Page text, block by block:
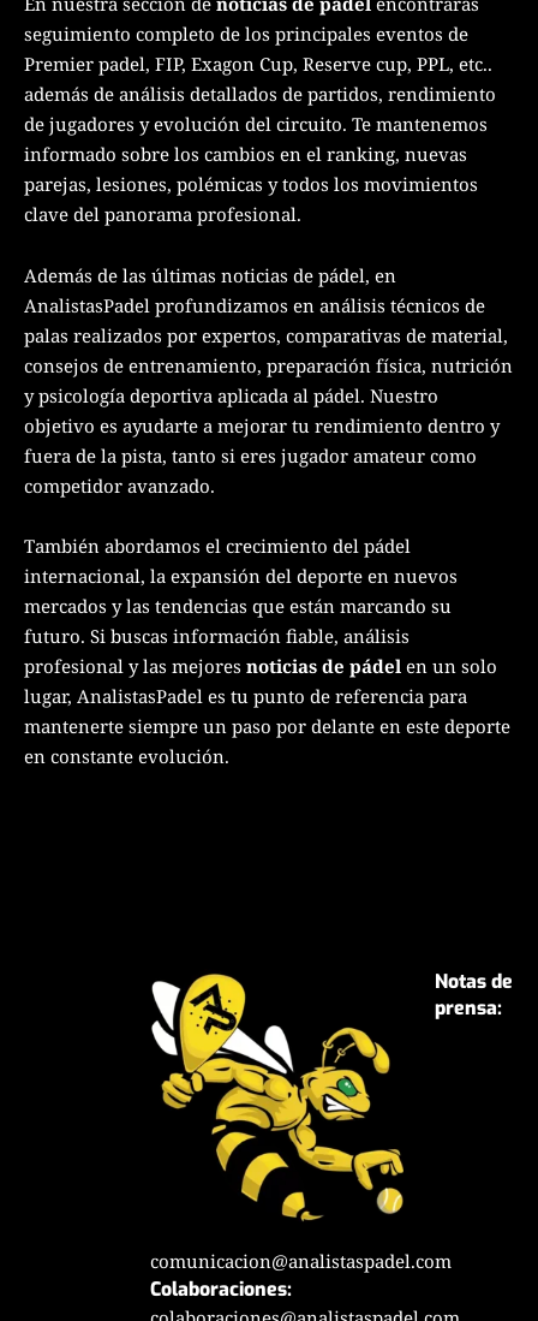
seguimiento completo de los principales eventos de
Premier padel, FIP, Exagon Cup, Reserve cup, PPL, etc..
además de análisis detallados de partidos, rendimiento
de jugadores y evolución del circuito. Te mantenemos
informado sobre los cambios en el ranking, nuevas
parejas, lesiones, polémicas y todos los movimientos
clave del panorama profesional.
Además de las últimas noticias de pádel, en
AnalistasPadel profundizamos en análisis técnicos de
palas realizados por expertos, comparativas de material,
consejos de entrenamiento, preparación física, nutrición
y psicología deportiva aplicada al pádel. Nuestro
objetivo es ayudarte a mejorar tu rendimiento dentro y
fuera de la pista, tanto si eres jugador amateur como
competidor avanzado.
También abordamos el crecimiento del pádel
internacional, la expansión del deporte en nuevos
mercados y las tendencias que están marcando su
futuro. Si buscas información fiable, análisis
profesional y las mejores noticias de pádel en un solo
lugar, AnalistasPadel es tu punto de referencia para
mantenerte siempre un paso por delante en este deporte
en constante evolución.
Notas de
prensa:
comunicacion@analistaspadel.com
Colaboraciones: